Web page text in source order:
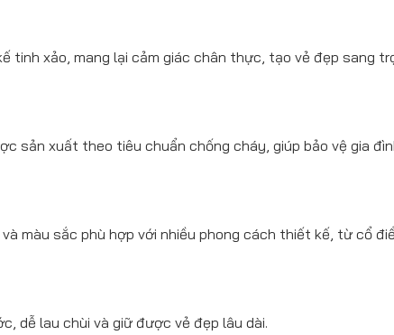
tinh xảo, mang lại cảm giác chân thực, tạo vẻ đẹp sang
sản xuất theo tiêu chuẩn chống cháy, giúp bảo vệ gia
màu sắc phù hợp với nhiều phong cách thiết kế, từ cổ
dễ lau chùi và giữ được vẻ đẹp lâu dài.